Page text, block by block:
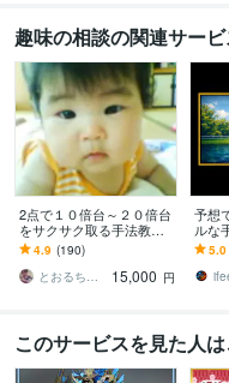
趣味の相談の関連サー
2点で１０倍台～２０倍台
をサクサク取る手法教え
ます 競艇（ボートレー
ス）の技術を効率的に最
短で上げるマニュアル
4.9 (190)
とおるちゃん
15,000 円
予想
ルな
値下
です
のた
5.0
このサービスを見た人